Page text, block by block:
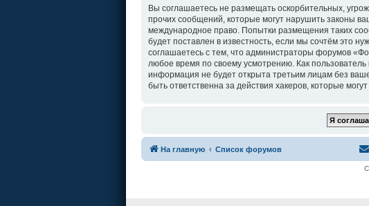
Вы соглашаетесь не размещать оскорбительных,
прочих сообщений, которые могут нарушить законы
международное право. Попытки размещения таких
будет поставлен в известность, если мы сочтём это
соглашаетесь с тем, что администраторы форумов
любое время по своему усмотрению. Как
информация не будет открыта третьим лицам без
быть ответственна за действия хакеров, которые
На главную Список форумов